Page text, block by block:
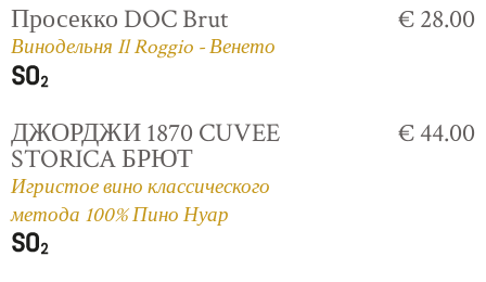
Просекко DOC Brut
Винодельня Il Roggio - Венето
€ 28.00
ДЖОРДЖИ 1870 CUVEE
STORICA БРЮТ
Игристое вино классического
метода 100% Пино Нуар
€ 44.00